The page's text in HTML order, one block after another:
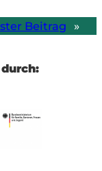
Beitrag »